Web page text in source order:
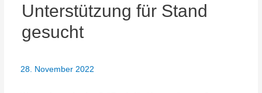
Unterstützung für Stand
gesucht
28. November 2022